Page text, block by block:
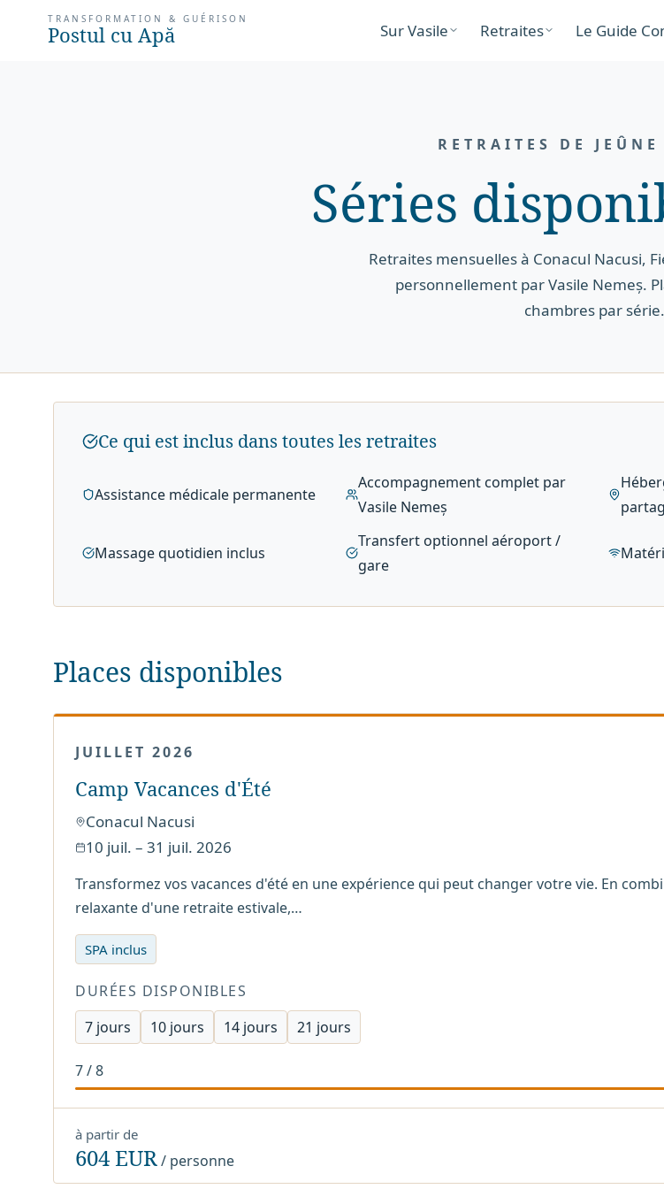
TRANSFORMATION & GUÉRISON
Postul cu Apă Sur Vasile Retraites Le Guide
RETRAITES DE
Séries
Retraites mensuelles à Conacul Nacusi,
personnellement par Vasile Nemeș.
chambres par série.
Ce qui est inclus dans toutes les retraites
Assistance médicale permanente
Accompagnement complet par
Vasile Nemeș
Massage quotidien inclus
Transfert optionnel aéroport /
gare
Places disponibles
JUILLET 2026
Camp Vacances d'Été
Conacul Nacusi
10 juil. – 31 juil. 2026
Transformez vos vacances d'été en une expérience qui peut changer votre vie. En
relaxante d'une retraite estivale,…
SPA inclus
DURÉES DISPONIBLES
7 jours 10 jours 14 jours 21 jours
7/8
à partir de
604 EUR / personne